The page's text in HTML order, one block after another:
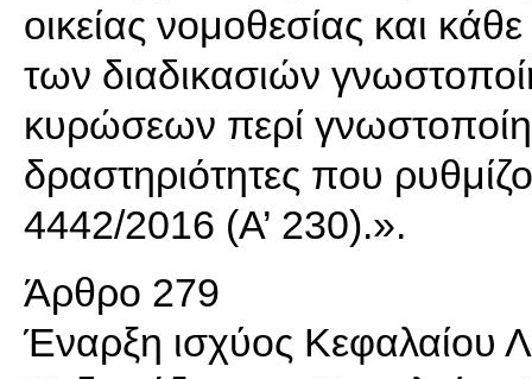
οικείας νομοθεσίας και
των διαδικασιών
κυρώσεων περί
δραστηριότητες που
4442/2016 (Α’ 230).».
Άρθρο 279
Έναρξη ισχύος Κεφαλαίου